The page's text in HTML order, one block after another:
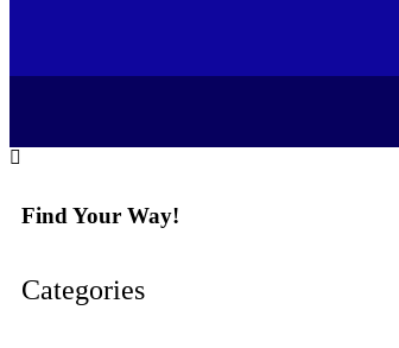
Find Your Way!
Categories